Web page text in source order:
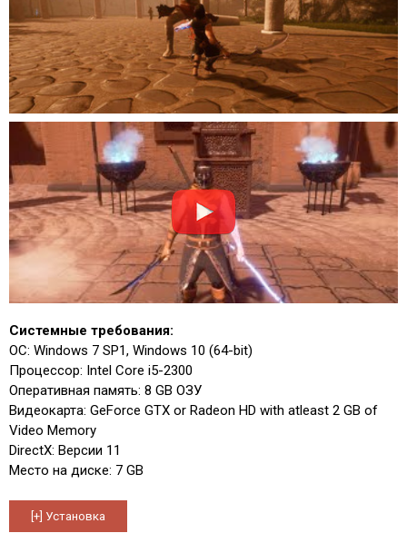
Системные требования:
ОС: Windows 7 SP1, Windows 10 (64-bit)
Процессор: Intel Core i5-2300
Оперативная память: 8 GB ОЗУ
Видеокарта: GeForce GTX or Radeon HD with atleast 2 GB of
Video Memory
DirectX: Версии 11
Место на диске: 7 GB